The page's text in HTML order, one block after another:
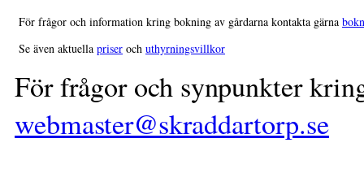
För frågor och information kring bokning av gårdarna kontakta gärna
Se även aktuella priser och uthyrningsvillkor
För frågor och synpunkter
webmaster@skraddartorp.se